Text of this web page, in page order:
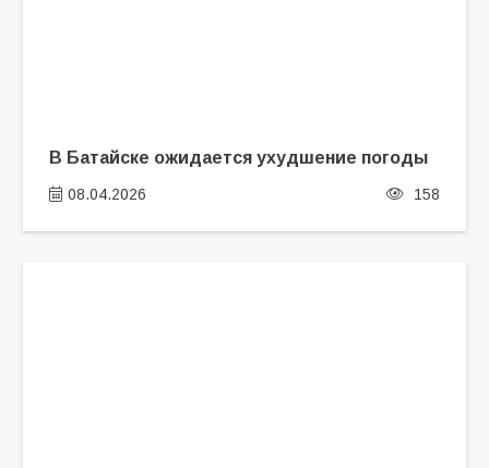
В Батайске ожидается ухудшение погоды
08.04.2026 158